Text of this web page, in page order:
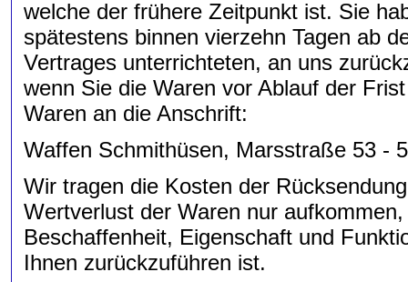
welche der frühere Zeitpunkt ist. Sie
spätestens binnen vierzehn Tagen ab
Vertrages unterrichteten, an uns
wenn Sie die Waren vor Ablauf der
Waren an die Anschrift:
Waffen Schmithüsen, Marsstraße 53 -
Wir tragen die Kosten der
Wertverlust der Waren nur
Beschaffenheit, Eigenschaft und
Ihnen zurückzuführen ist.